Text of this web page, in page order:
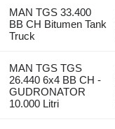
MAN TGS 33.400
BB CH Bitumen Tank
Truck
MAN TGS TGS
26.440 6x4 BB CH -
GUDRONATOR
10.000 Litri